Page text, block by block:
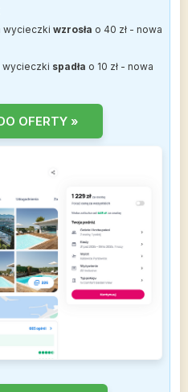
wycieczki wzrosła o 40 zł - nowa
wycieczki spadła o 10 zł - nowa
OFERTY »